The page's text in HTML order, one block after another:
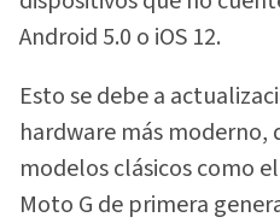
Android 5.0 o iOS 12.
Esto se debe a
hardware más
modelos clásicos como
Moto G de primera